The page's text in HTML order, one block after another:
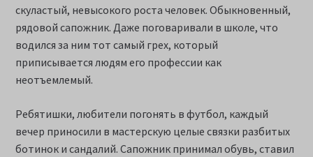
скуластый, невысокого роста человек. Обыкновенный,
рядовой сапожник. Даже поговаривали в школе, что
водился за ним тот самый грех, который
приписывается людям его профессии как
неотъемлемый.
Ребятишки, любители погонять в футбол, каждый
вечер приносили в мастерскую целые связки разбитых
ботинок и сандалий. Сапожник принимал обувь, ставил